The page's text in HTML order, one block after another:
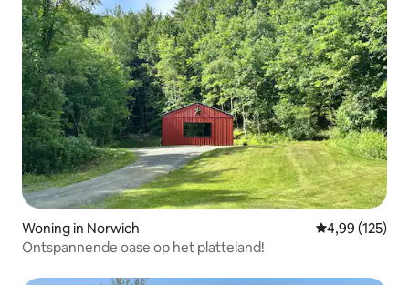
Woning in Norwich Gemiddelde
4,99 (125)
Ontspannende oase op het platteland!